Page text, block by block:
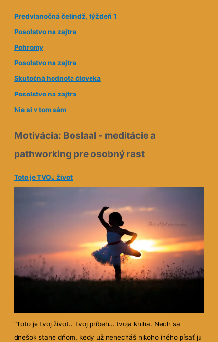
a
d
r
e
s
Predvianočná čelindž, týždeň 1
Posolstvo na zajtra
Pohromy
Posolstvo na zajtra
Skutočná hodnota človeka
Posolstvo na zajtra
Nie si v tom sám
Motivácia: Boslaal - meditácie a
pathworking pre osobný rast
Toto je TVOJ život
“Toto je tvoj život… tvoj príbeh… tvoja kniha. Nech sa
dnešok stane dňom, kedy už nenecháš nikoho iného písať ju